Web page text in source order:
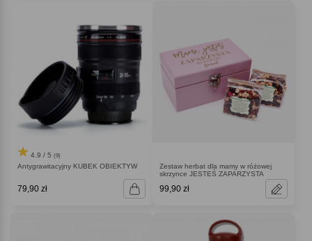
4.9 / 5 (9)
Antygrawitacyjny KUBEK OBIEKTYW
79,90 zł
Zestaw herbat dla mamy w różowej
skrzynce JESTEŚ ZAPARZYSTA
99,90 zł